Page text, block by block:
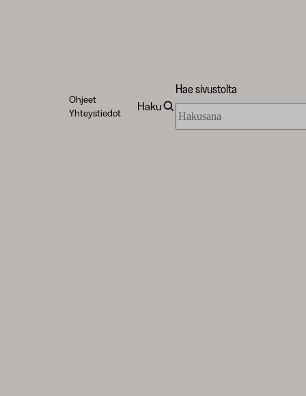
Ohjeet
Yhteystiedot
Haku
Hae sivustolta
sivustolta